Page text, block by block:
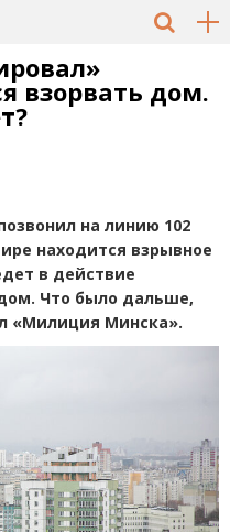
взорвать дом.
на линию 102
находится взрывное
в действие
Что было дальше,
«Милиция Минска».